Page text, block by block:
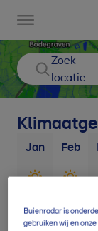
Zoek
locatie
Jan Feb
Buienradar is
gebruiken wij en onze